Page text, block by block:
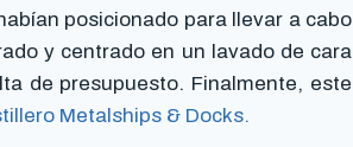
posicionado para llevar a cabo
y centrado en un lavado de cara
de presupuesto. Finalmente, este
Metalships & Docks.